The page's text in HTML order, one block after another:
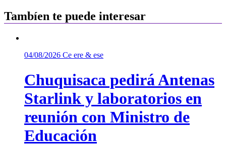
Tambíen te puede interesar
04/08/2026 Ce ere & ese
Chuquisaca pedirá Antenas
Starlink y laboratorios en
reunión con Ministro de
Educación